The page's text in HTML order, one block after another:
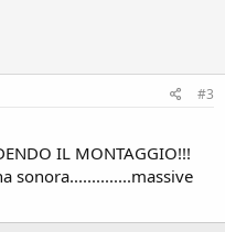
#3
IL MONTAGGIO!!!
sonora..............massive